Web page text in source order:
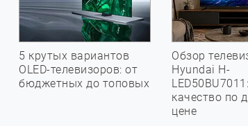
5 крутых вариантов
OLED-телевизоров: от
бюджетных до топовых
Обзор
Hyundai H-
качество по
цене